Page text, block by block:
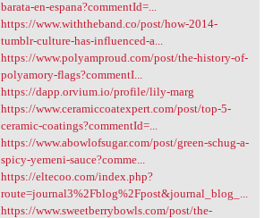
barata-en-espana?commentId=...
https://www.withtheband.co/post/how-2014-
tumblr-culture-has-influenced-a...
https://www.polyamproud.com/post/the-history-of-
polyamory-flags?commentI...
https://dapp.orvium.io/profile/lily-marg
https://www.ceramiccoatexpert.com/post/top-5-
ceramic-coatings?commentId=...
https://www.abowlofsugar.com/post/green-schug-a-
spicy-yemeni-sauce?comme...
https://eltecoo.com/index.php?
route=journal3%2Fblog%2Fpost&journal_blog_...
https://www.sweetberrybowls.com/post/the-